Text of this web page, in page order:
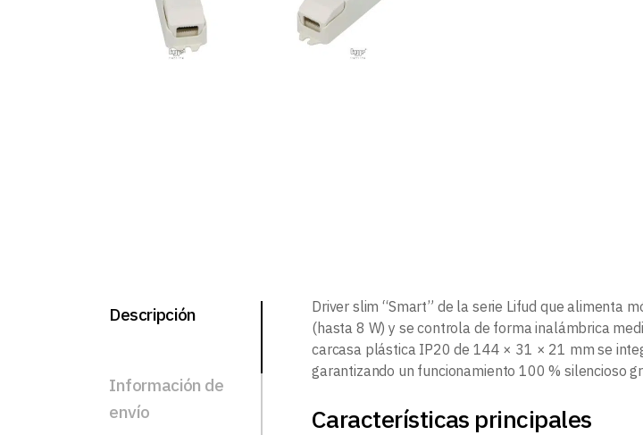
Descripción
Información de
envío
Driver slim “Smart” de la serie Lifud que alimenta
(hasta 8 W) y se controla de forma inalámbrica
carcasa plástica IP20 de 144 × 31 × 21 mm se
garantizando un funcionamiento 100 % silencioso
Características principales